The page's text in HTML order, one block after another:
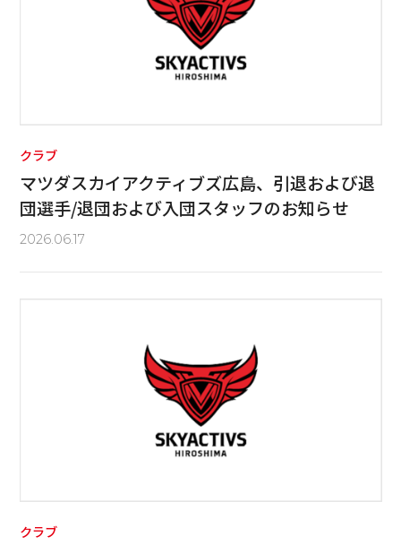
クラブ
マツダスカイアクティブズ広島、引退および退
団選手/退団および入団スタッフのお知らせ
2026.06.17
クラブ